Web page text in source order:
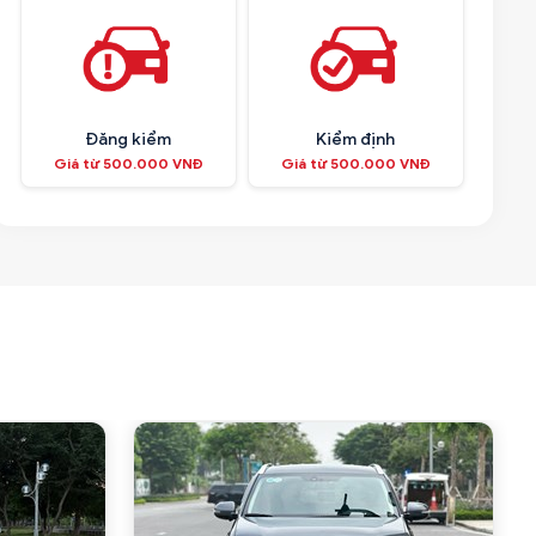
Đăng kiểm
Giá từ 500.000 VNĐ
Kiểm định
Giá từ 500.000 VNĐ